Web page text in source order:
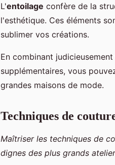
L'entoilage confère de la
l'esthétique. Ces éléments
sublimer vos créations.
En combinant judicieusement
supplémentaires, vous
grandes maisons de mode.
Techniques de
Maîtriser les techniques de
dignes des plus grands